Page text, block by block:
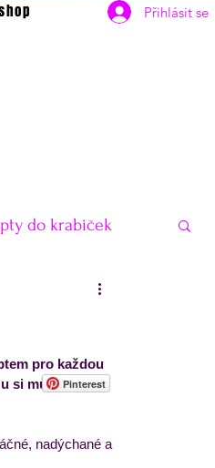
Přihlásit se
do krabiček
Vánoce
na hubnutí
Pečivo
pro každou
si můžeš bez
nadýchané a
Pinterest